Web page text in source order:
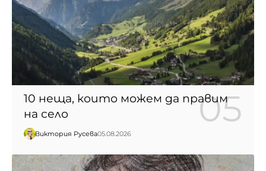
10 неща, които можем да правим
на село
Виктория Русева05.08.2026